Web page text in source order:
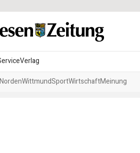
Verlag
NordenWittmundSportWirtschaftMeinung